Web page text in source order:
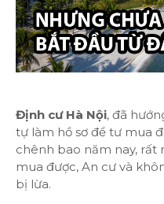
Định cư Hà Nội, đã
tự làm hồ sơ để tư mua
chênh bao năm nay, rất
mua được, An cư và
bị lừa.